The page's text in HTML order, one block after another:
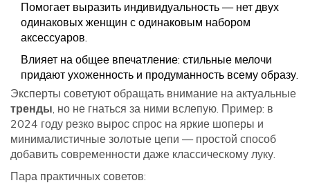
Помогает выразить индивидуальность — нет двух
одинаковых женщин с одинаковым набором
аксессуаров.
Влияет на общее впечатление: стильные мелочи
придают ухоженность и продуманность всему образу.
Эксперты советуют обращать внимание на актуальные
тренды, но не гнаться за ними вслепую. Пример: в
2024 году резко вырос спрос на яркие шоперы и
минималистичные золотые цепи — простой способ
добавить современности даже классическому луку.
Пара практичных советов: